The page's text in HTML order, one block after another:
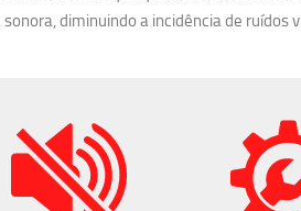
diminuindo a incidência de ruídos